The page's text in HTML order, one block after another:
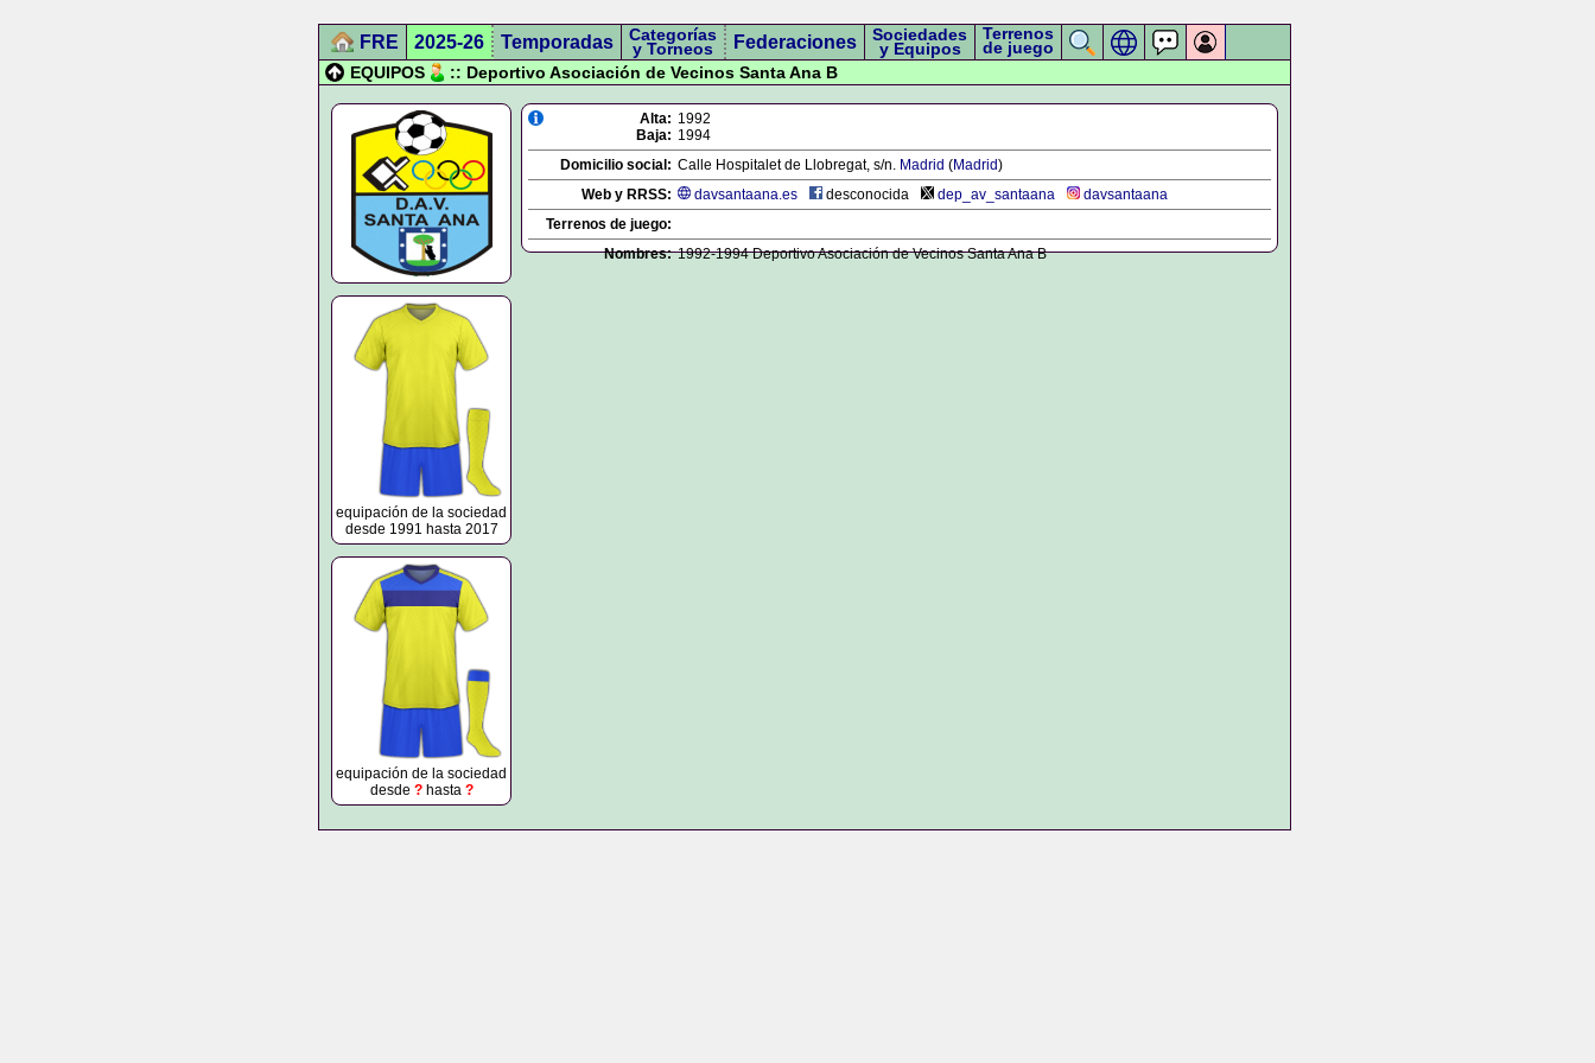
FRE 2025-26 Temporadas Categorías
y Torneos Federaciones Sociedades
y Equipos
Terrenos
de juego
EQUIPOS
:: Deportivo Asociación de Vecinos Santa Ana B
equipación de la sociedad
desde 1991 hasta 2017
equipación de la sociedad
desde ?hasta ?
Alta: 1992
Baja: 1994
Domicilio social: Calle Hospitalet de Llobregat, s/n. Madrid (Madrid)
Web y RRSS:
davsantaana.es desconocida dep_av_santaana
davsantaana
Terrenos de juego:
Nombres: 1992-1994 Deportivo Asociación de Vecinos Santa Ana B